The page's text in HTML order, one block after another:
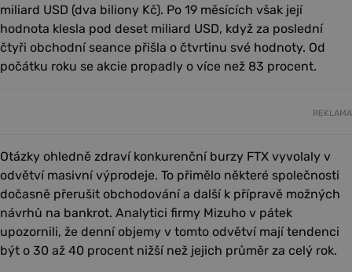
miliard USD (dva biliony Kč). Po 19 měsících však její
hodnota klesla pod deset miliard USD, když za poslední
čtyři obchodní seance přišla o čtvrtinu své hodnoty. Od
počátku roku se akcie propadly o více než 83 procent.
REKLAMA
Otázky ohledně zdraví konkurenční burzy FTX vyvolaly v
odvětví masivní výprodeje. To přimělo některé společnosti
dočasně přerušit obchodování a další k přípravě možných
návrhů na bankrot. Analytici firmy Mizuho v pátek
upozornili, že denní objemy v tomto odvětví mají tendenci
být o 30 až 40 procent nižší než jejich průměr za celý rok.